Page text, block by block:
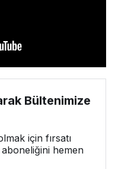
Bültenimize
için fırsatı
hemen